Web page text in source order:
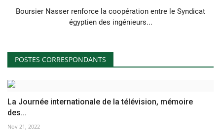
Boursier Nasser renforce la coopération entre le Syndicat
égyptien des ingénieurs...
POSTES CORRESPONDANTS
La Journée internationale de la télévision, mémoire
des...
Nov 21, 2022